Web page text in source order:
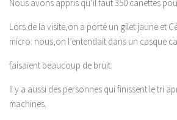
Nous avons appris qu’il faut 350 canettes
Lors de la visite,on a porté un gilet jaune et
micro: nous,on l’entendait dans un casque
faisaient beaucoup de bruit.
Il y a aussi des personnes qui finissent le tri
machines.